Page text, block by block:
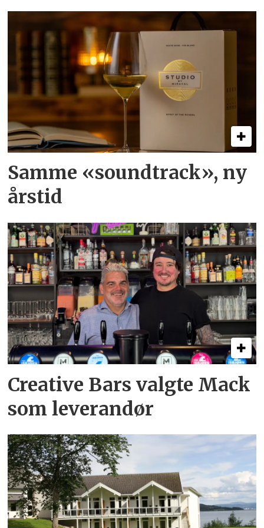
Samme «soundtrack», ny
årstid
Creative Bars valgte Mack
som leverandør